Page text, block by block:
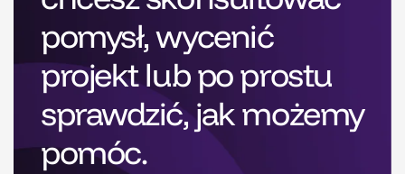
pomysł, wycenić
projekt lub po prostu
sprawdzić, jak możemy
pomóc.